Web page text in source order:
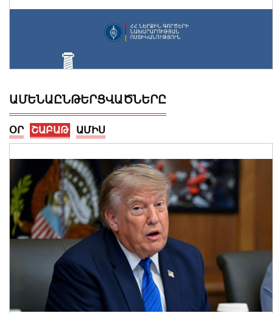
Վայոց ձորի քրեական ոստիկանները
դանակահարության դեպք են
բացահայտել․ կատարվում է
նախաքննություն
07 Օգոստոս, 2026 21:30
ԱՄԵՆԱԸՆԹԵՐՑՎԱԾՆԵՐԸ
ՕՐ ՇԱԲԱԹ ԱՄԻՍ